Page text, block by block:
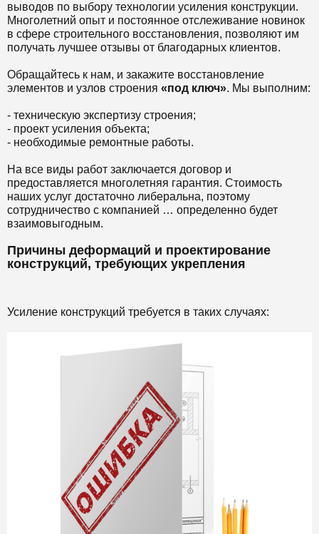
выводов по выбору технологии усиления конструкции.
Многолетний опыт и постоянное отслеживание новинок
в сфере строительного восстановления, позволяют им
получать лучшее отзывы от благодарных клиентов.
Обращайтесь к нам, и закажите восстановление
элементов и узлов строения «под ключ». Мы выполним:
- техническую экспертизу строения;
- проект усиления объекта;
- необходимые ремонтные работы.
На все виды работ заключается договор и
предоставляется многолетняя гарантия. Стоимость
наших услуг достаточно либеральна, поэтому
сотрудничество с компанией … определенно будет
взаимовыгодным.
Причины деформаций и проектирование
конструкций, требующих укрепления
Усиление конструкций требуется в таких случаях: